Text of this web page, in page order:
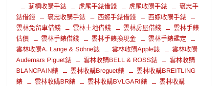
莿桐收購手錶
虎尾手錶借錢 虎尾收購手錶
褒忠手
錶借錢
褒忠收購手錶 西螺手錶借錢
西螺收購手錶
雲林免留車借錢
雲林土地借錢 雲林房屋借錢
雲林手錶
估價
雲林手錶借錢 雲林手錶換現金
雲林手錶鑑定
雲林收購A. Lange & Söhne錶
雲林收購Apple錶
雲林收購
Audemars Piguet錶
雲林收購BELL & ROSS錶
雲林收購
BLANCPAIN錶
雲林收購Breguet錶
雲林收購BREITLING
錶
雲林收購BR錶 雲林收購BVLGARI錶
雲林收購